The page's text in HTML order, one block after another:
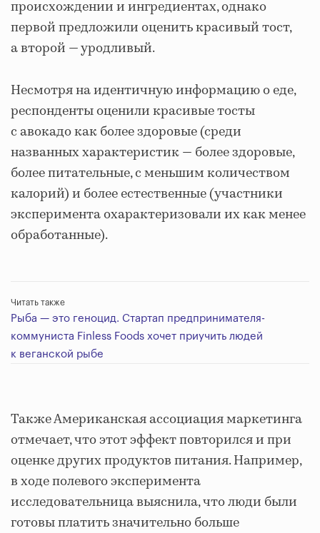
происхождении и ингредиентах, однако
первой предложили оценить красивый тост,
а второй ― уродливый.
Несмотря на идентичную информацию о еде,
респонденты оценили красивые тосты
с авокадо как более здоровые (среди
названных характеристик ― более здоровые,
более питательные, с меньшим количеством
калорий) и более естественные (участники
эксперимента охарактеризовали их как менее
обработанные).
Читать также
Рыба — это геноцид. Стартап предпринимателя-
коммуниста Finless Foods хочет приучить людей
к веганской рыбе
Также Американская ассоциация маркетинга
отмечает, что этот эффект повторился и при
оценке других продуктов питания. Например,
в ходе полевого эксперимента
исследовательница выяснила, что люди были
готовы платить значительно больше